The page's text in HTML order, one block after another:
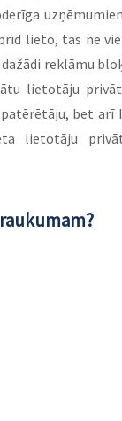
lieto, tas ne
reklāmu
lietotāju
bet arī
lietotāju